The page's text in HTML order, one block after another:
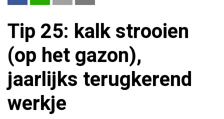
Tip 25: kalk strooien
(op het gazon),
jaarlijks terugkerend
werkje